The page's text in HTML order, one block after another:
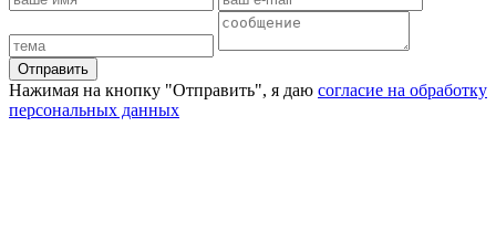
Отправить
Нажимая на кнопку "Отправить", я даю согласие на обработку
персональных данных